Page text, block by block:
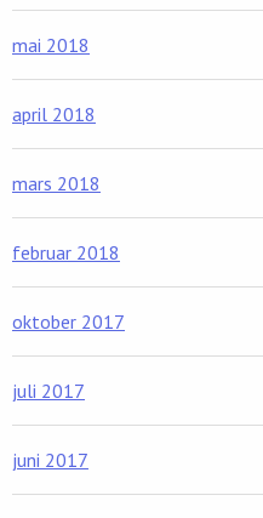
mai 2018
april 2018
mars 2018
februar 2018
oktober 2017
juli 2017
juni 2017